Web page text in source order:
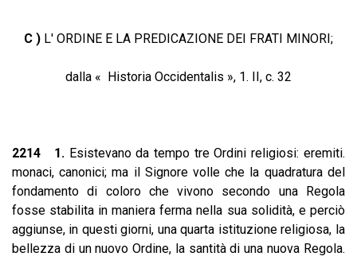
C )L' ORDINE E LA PREDICAZIONE DEI FRATI MINORI;
dalla « Historia Occidentalis », 1. II, c. 32
2214 1. Esistevano da tempo tre Ordini religiosi: eremiti.
monaci, canonici; ma il Signore volle che la quadratura del
fondamento di coloro che vivono secondo una Regola
fosse stabilita in maniera ferma nella sua solidità, e perciò
aggiunse, in questi giorni, una quarta istituzione religiosa, la
bellezza di un nuovo Ordine, la santità di una nuova Regola.